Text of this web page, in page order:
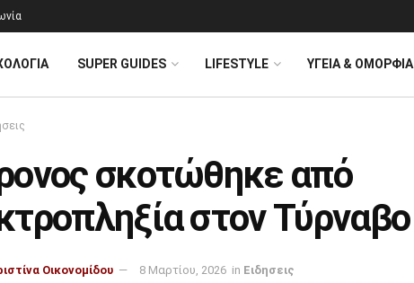
SUPER GUIDES LIFESTYLE ΥΓΕΙΑ & ΟΜΟΡΦΙΑ
σκοτώθηκε από
στον Τύρναβο
Οικονομίδου 8 Μαρτίου, 2026 in Ειδησεις